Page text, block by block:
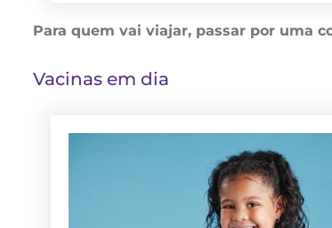
Para quem vai viajar, passar por uma
Vacinas em dia